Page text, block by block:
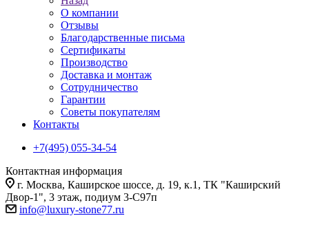
О компании
Отзывы
Благодарственные письма
Сертификаты
Производство
Доставка и монтаж
Сотрудничество
Гарантии
Советы покупателям
Контакты
+7(495) 055-34-54
Контактная информация
г. Москва, Каширское шоссе, д. 19, к.1, ТК "Каширский
Двор-1", 3 этаж, подиум 3-С97п
info@luxury-stone77.ru